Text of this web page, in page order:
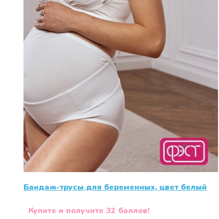
Бандаж-трусы для беременных, цвет белый
Купите и получите 32 баллов!